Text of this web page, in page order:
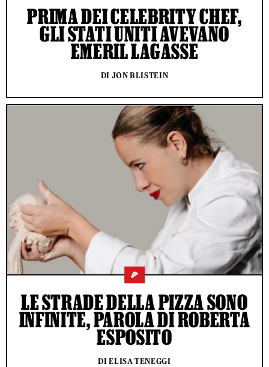
PRIMA DEI CELEBRITY CHEF,
GLI STATI UNITI AVEVANO
EMERIL LAGASSE
DI JON BLISTEIN
🍕
LE STRADE DELLA PIZZA SONO
INFINITE, PAROLA DI ROBERTA
ESPOSITO
DI ELISA TENEGGI